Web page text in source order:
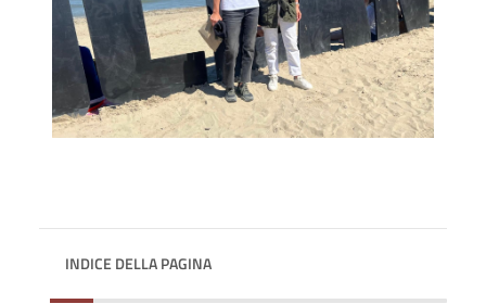
INDICE DELLA PAGINA